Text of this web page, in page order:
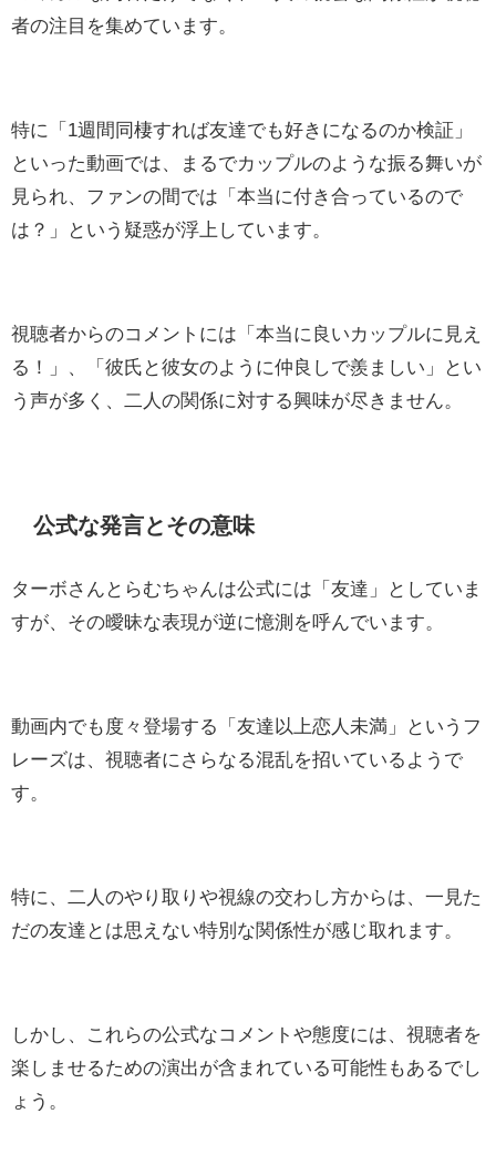
者の注目を集めています。
特に「1週間同棲すれば友達でも好きになるのか検証」
といった動画では、まるでカップルのような振る舞いが
見られ、ファンの間では「本当に付き合っているので
は？」という疑惑が浮上しています。
視聴者からのコメントには「本当に良いカップルに見え
る！」、「彼氏と彼女のように仲良しで羨ましい」とい
う声が多く、二人の関係に対する興味が尽きません。
公式な発言とその意味
ターボさんとらむちゃんは公式には「友達」としていま
すが、その曖昧な表現が逆に憶測を呼んでいます。
動画内でも度々登場する「友達以上恋人未満」というフ
レーズは、視聴者にさらなる混乱を招いているようで
す。
特に、二人のやり取りや視線の交わし方からは、一見た
だの友達とは思えない特別な関係性が感じ取れます。
しかし、これらの公式なコメントや態度には、視聴者を
楽しませるための演出が含まれている可能性もあるでし
ょう。